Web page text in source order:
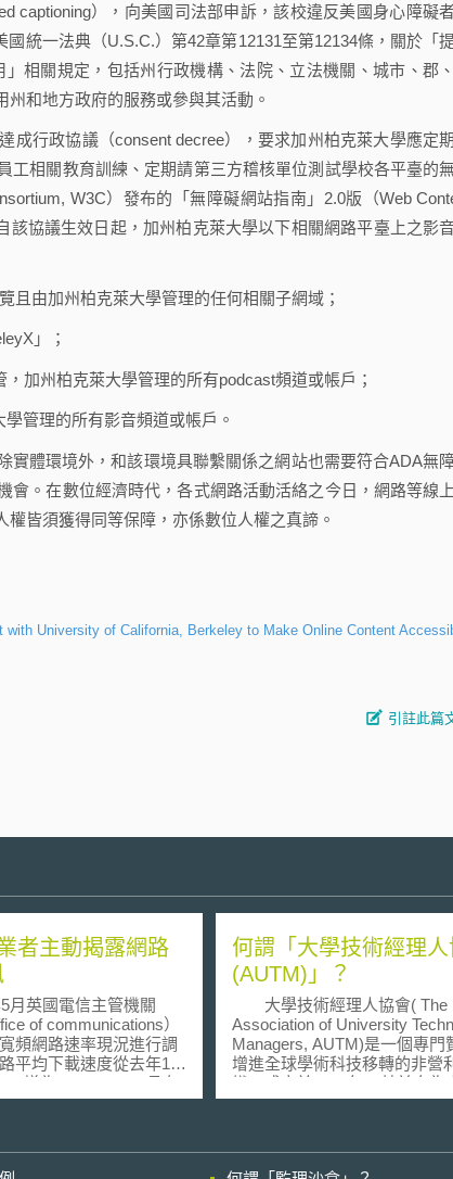
captioning），向美國司法部申訴，該校違反美國身心障礙
統一法典（U.S.C.）第42章第12131至第12134條，關於「
相關規定，包括州行政機構、法院、立法機關、城市、郡
和地方政府的服務或參與其活動。
行政協議（consent decree），要求加州柏克萊大學應定
相關教育訓練、定期請第三方稽核單位測試學校各平臺的
W3C）發布的「無障礙網站指南」2.0版（Web
該協議生效日起，加州柏克萊大學以下相關網路平臺上之影
由加州柏克萊大學管理的任何相關子網域；
」；
州柏克萊大學管理的所有podcast頻道或帳戶；
管理的所有影音頻道或帳戶。
體環境外，和該環境具聯繫關係之網站也需要符合ADA無
。在數位經濟時代，各式網路活動活絡之今日，網路等線
皆須獲得同等保障，亦係數位人權之真諦。
University of California, Berkeley to Make Online Content
引註此篇
者主動揭露網路
英國電信主管機關
of communications）
頻網路速率現況進行調
平均下載速度從去年11
s增為6.8Mbits/s，且有
的使用者可享受到超過
何謂「大學技術經理
(AUTM)」？
大學技術經理人協會( The
Association of University
Managers, AUTM)是一個專門
增進全球學術科技移轉的非營
織，成立於1974年，其前身為
利管理協會(Society Of